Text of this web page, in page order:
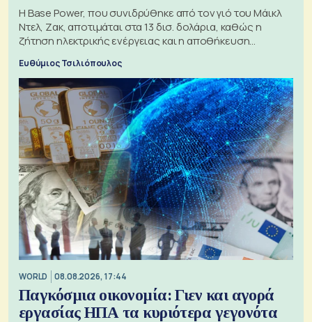
Η Base Power, που συνιδρύθηκε από τον γιό του Μάικλ
Ντελ, Ζακ, αποτιμάται στα 13 δισ. δολάρια, καθώς η
ζήτηση ηλεκτρικής ενέργειας και η αποθήκευση
Ευθύμιος Τσιλιόπουλος
WORLD 08.08.2026, 17:44
Παγκόσμια οικονομία: Γιεν και αγορά
εργασίας ΗΠΑ τα κυριότερα γεγονότα